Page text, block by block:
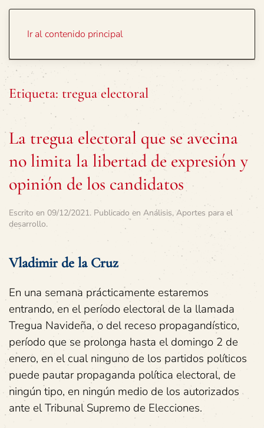
Ir al contenido principal
Etiqueta: tregua electoral
La tregua electoral que se avecina
no limita la libertad de expresión y
opinión de los candidatos
Escrito en 09/12/2021. Publicado en Análisis, Aportes para el
desarrollo.
Vladimir de la Cruz
En una semana prácticamente estaremos
entrando, en el período electoral de la llamada
Tregua Navideña, o del receso propagandístico,
período que se prolonga hasta el domingo 2 de
enero, en el cual ninguno de los partidos políticos
puede pautar propaganda política electoral, de
ningún tipo, en ningún medio de los autorizados
ante el Tribunal Supremo de Elecciones.